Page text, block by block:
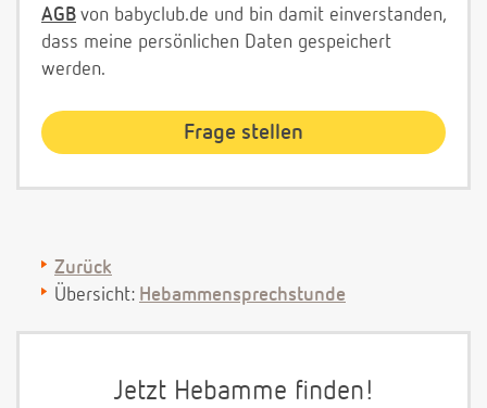
AGB von babyclub.de und bin damit einverstanden,
dass meine persönlichen Daten gespeichert
werden.
Zurück
Übersicht: Hebammensprechstunde
Jetzt Hebamme finden!